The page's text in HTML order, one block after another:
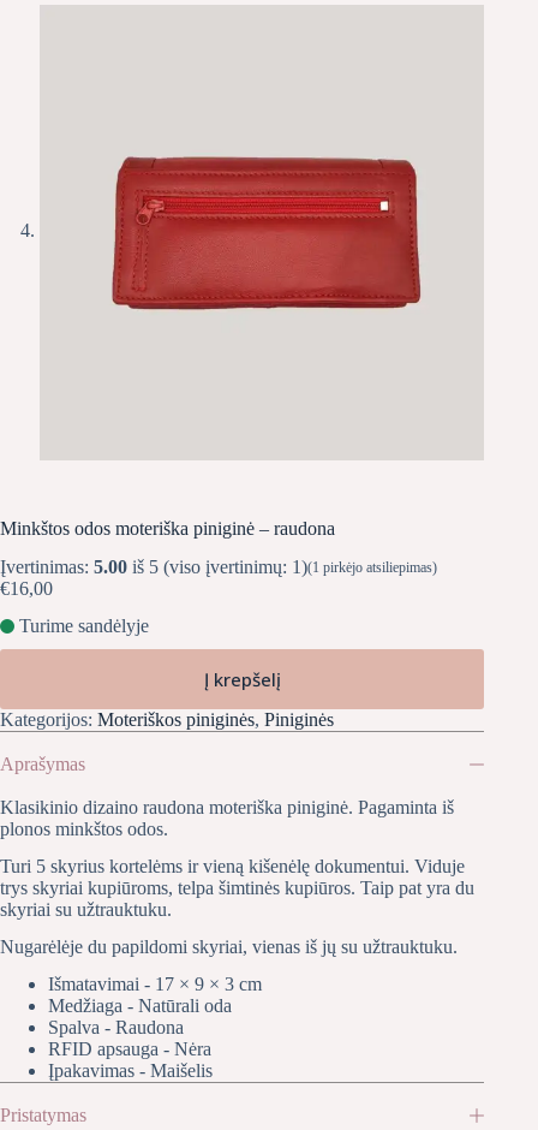
Minkštos odos moteriška piniginė – raudona
Įvertinimas: 5.00 iš 5 (viso įvertinimų: 1)(1 pirkėjo atsiliepimas)
€16,00
Turime sandėlyje
Į krepšelį
Kategorijos: Moteriškos piniginės, Piniginės
Aprašymas
Klasikinio dizaino raudona moteriška piniginė. Pagaminta iš
plonos minkštos odos.
Turi 5 skyrius kortelėms ir vieną kišenėlę dokumentui. Viduje
trys skyriai kupiūroms, telpa šimtinės kupiūros. Taip pat yra du
skyriai su užtrauktuku.
Nugarėlėje du papildomi skyriai, vienas iš jų su užtrauktuku.
Išmatavimai - 17 × 9 × 3 cm
Medžiaga - Natūrali oda
Spalva - Raudona
RFID apsauga - Nėra
Įpakavimas - Maišelis
Pristatymas